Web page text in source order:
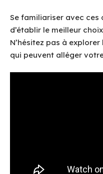
Se familiariser avec
d’établir le meilleur
N’hésitez pas à
qui peuvent alléger